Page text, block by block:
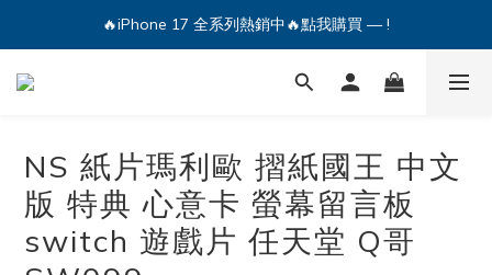
🔥iPhone 17 全系列熱銷中🔥點我購買 — !
🔥iPhone 17 全系列熱銷中🔥點我購買 — !
💕加入Q哥 Line 新好友領優惠券！🎫
NS 紙片瑪利歐 摺紙國王 中文
版 特典 心意卡 螢幕留言板
switch 遊戲片 任天堂 Q哥